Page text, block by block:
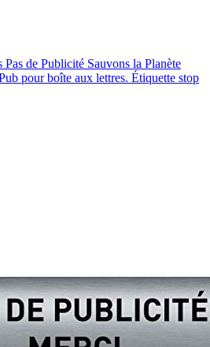
de Publicité Sauvons la Planète
pour boîte aux lettres. Étiquette stop